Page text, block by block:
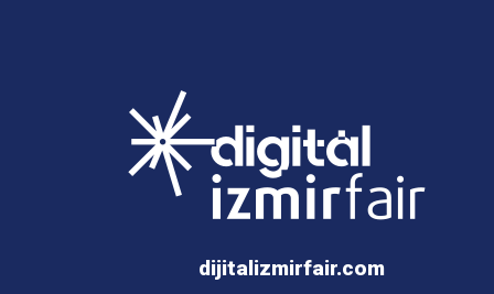
dijitalizmirfair.com